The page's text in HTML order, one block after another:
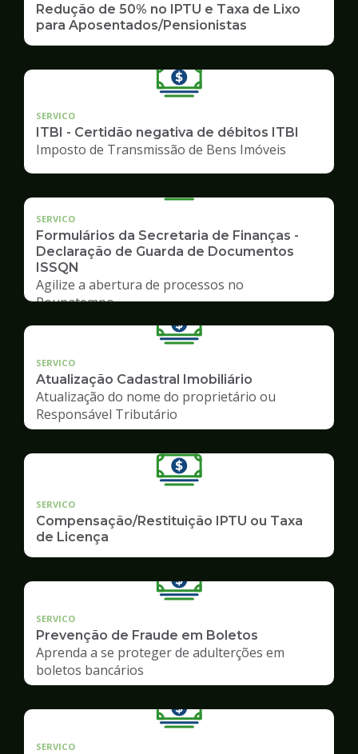
Redução de 50% no IPTU e Taxa de Lixo
para Aposentados/Pensionistas
SERVICO
ITBI - Certidão negativa de débitos ITBI
Imposto de Transmissão de Bens Imóveis
SERVICO
Formulários da Secretaria de Finanças -
Declaração de Guarda de Documentos
ISSQN
Agilize a abertura de processos no
Poupatempo
SERVICO
Atualização Cadastral Imobiliário
Atualização do nome do proprietário ou
Responsável Tributário
SERVICO
Compensação/Restituição IPTU ou Taxa
de Licença
SERVICO
Prevenção de Fraude em Boletos
Aprenda a se proteger de adulterções em
boletos bancários
SERVICO